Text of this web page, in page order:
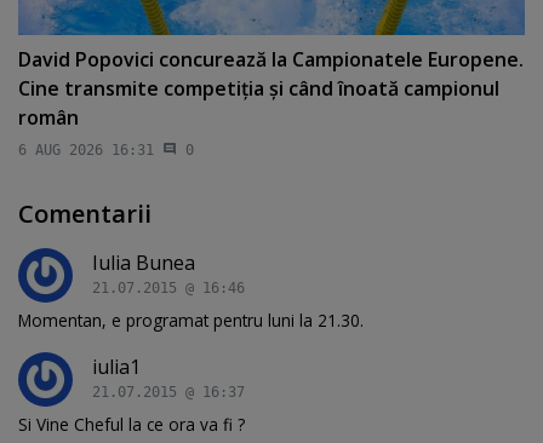
David Popovici concurează la Campionatele Europene.
Cine transmite competiţia şi când înoată campionul
român
6 AUG 2026 16:31 0
Comentarii
Iulia Bunea
21.07.2015 @ 16:46
Momentan, e programat pentru luni la 21.30.
iulia1
21.07.2015 @ 16:37
Si Vine Cheful la ce ora va fi ?